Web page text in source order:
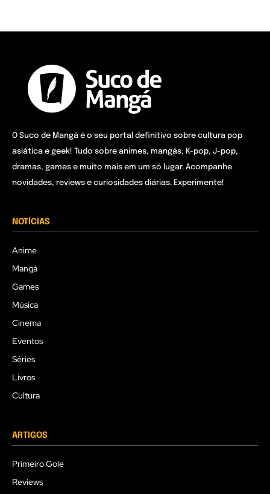
O Suco de Mangá é o seu portal definitivo sobre cultura pop
asiática e geek! Tudo sobre animes, mangás, K-pop, J-pop,
dramas, games e muito mais em um só lugar. Acompanhe
novidades, reviews e curiosidades diárias. Experimente!
NOTÍCIAS
Anime
Mangá
Games
Música
Cinema
Eventos
Séries
Livros
Cultura
ARTIGOS
Primeiro Gole
Reviews